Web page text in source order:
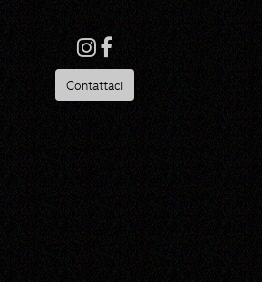
Contattaci